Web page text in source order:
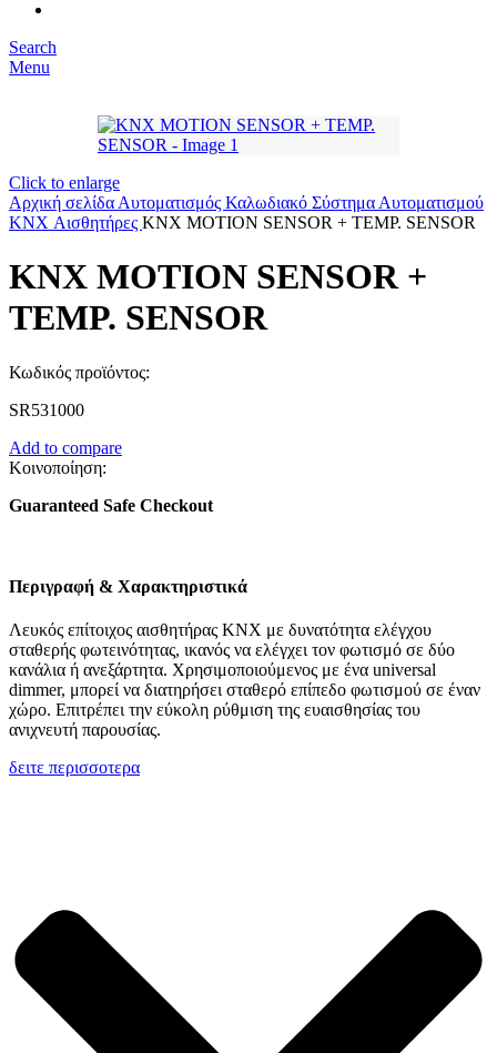
Search
Menu
Click to enlarge
Αρχική σελίδα Αυτοματισμός Καλωδιακό Σύστημα Αυτοματισμού
KNX Αισθητήρες KNX MOTION SENSOR + TEMP. SENSOR
KNX MOTION SENSOR +
TEMP. SENSOR
Κωδικός προϊόντος:
SR531000
Add to compare
Κοινοποίηση:
Guaranteed Safe Checkout
Περιγραφή & Χαρακτηριστικά
Λευκός επίτοιχος αισθητήρας KNX με δυνατότητα ελέγχου
σταθερής φωτεινότητας, ικανός να ελέγχει τον φωτισμό σε δύο
κανάλια ή ανεξάρτητα. Χρησιμοποιούμενος με ένα universal
dimmer, μπορεί να διατηρήσει σταθερό επίπεδο φωτισμού σε έναν
χώρο. Επιτρέπει την εύκολη ρύθμιση της ευαισθησίας του
ανιχνευτή παρουσίας.
δειτε περισσοτερα